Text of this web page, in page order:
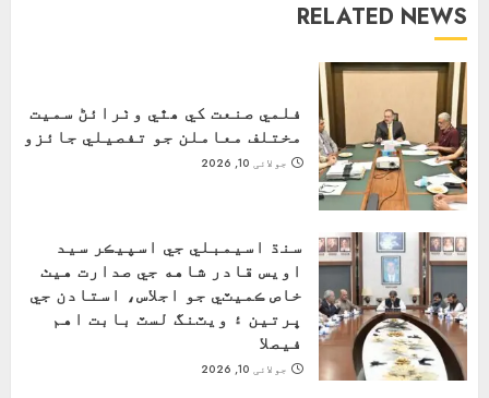
RELATED NEWS
فلمي صنعت کي ھٿي وٺرائڻ سميت
مختلف معاملن جو تفصيلي جائزو
جولائی 10, 2026
سنڌ اسيمبلي جي اسپيڪر سيد
اويس قادر شاهه جي صدارت هيٺ
خاص ڪميٽي جو اجلاس، استادن جي
ڀرتين ۽ ويٽنگ لسٽ بابت اهم
فيصلا
جولائی 10, 2026